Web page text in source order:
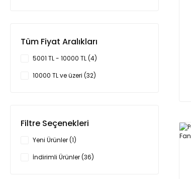
Tüm Fiyat Aralıkları
5001 TL - 10000 TL (4)
10000 TL ve üzeri (32)
Filtre Seçenekleri
Yeni Ürünler (1)
İndirimli Ürünler (36)